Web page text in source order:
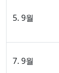
5. 9월
7. 9월